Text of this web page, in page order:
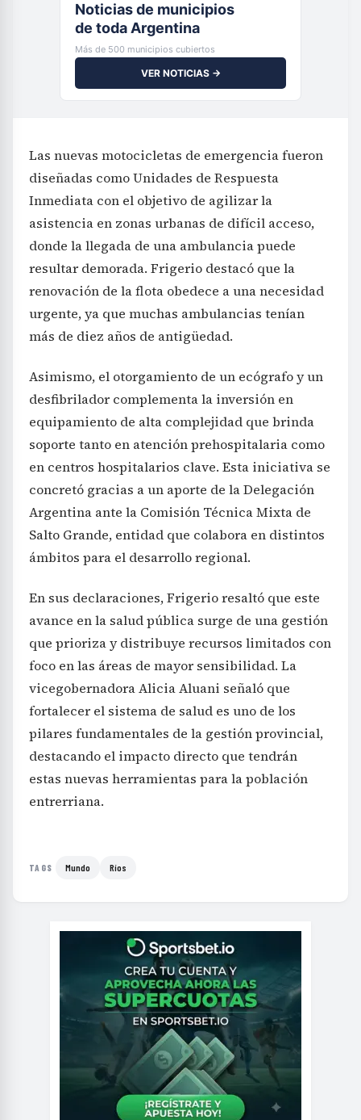
Noticias de municipios
de toda Argentina
Más de 500 municipios cubiertos
VER NOTICIAS →
Las nuevas motocicletas de emergencia fueron
diseñadas como Unidades de Respuesta
Inmediata con el objetivo de agilizar la
asistencia en zonas urbanas de difícil acceso,
donde la llegada de una ambulancia puede
resultar demorada. Frigerio destacó que la
renovación de la flota obedece a una necesidad
urgente, ya que muchas ambulancias tenían
más de diez años de antigüedad.
Asimismo, el otorgamiento de un ecógrafo y un
desfibrilador complementa la inversión en
equipamiento de alta complejidad que brinda
soporte tanto en atención prehospitalaria como
en centros hospitalarios clave. Esta iniciativa se
concretó gracias a un aporte de la Delegación
Argentina ante la Comisión Técnica Mixta de
Salto Grande, entidad que colabora en distintos
ámbitos para el desarrollo regional.
En sus declaraciones, Frigerio resaltó que este
avance en la salud pública surge de una gestión
que prioriza y distribuye recursos limitados con
foco en las áreas de mayor sensibilidad. La
vicegobernadora Alicia Aluani señaló que
fortalecer el sistema de salud es uno de los
pilares fundamentales de la gestión provincial,
destacando el impacto directo que tendrán
estas nuevas herramientas para la población
entrerriana.
TAGS Mundo Ríos